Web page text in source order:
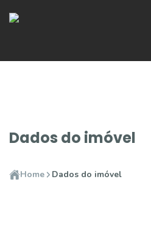
Dados do imóvel
Home Dados do imóvel